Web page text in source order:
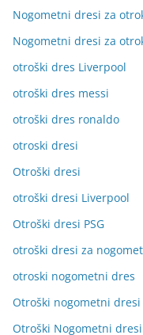
Nogometni dresi za
Nogometni dresi za
otroški dres Liverpool
otroški dres messi
otroški dres ronaldo
otroski dresi
Otroški dresi
otroški dresi Liverpool
Otroški dresi PSG
otroški dresi za nogomet
otroski nogometni dres
Otroški nogometni dresi
Otroški Nogometni dresi